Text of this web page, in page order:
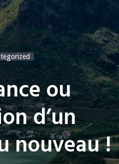
ou
d’un
nouveau !